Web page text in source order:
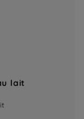
lait